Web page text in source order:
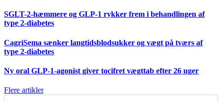
SGLT-2-hæmmere og GLP-1 rykker frem i behandlingen af
type 2-diabetes
CagriSema sænker langtidsblodsukker og vægt på tværs af
type 2-diabetes
Ny oral GLP-1-agonist giver tocifret vægttab efter 26 uger
Flere artikler